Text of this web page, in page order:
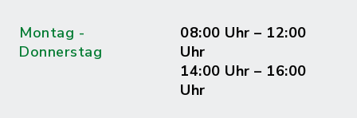
Montag -
Donnerstag
08:00 Uhr – 12:00
Uhr
14:00 Uhr – 16:00
Uhr